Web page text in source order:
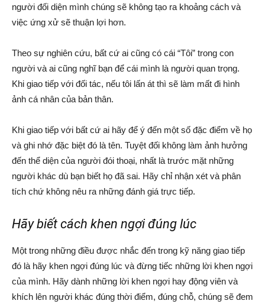
người đối diện mình chúng sẽ không tạo ra khoảng cách và
việc ứng xử sẽ thuận lợi hơn.
Theo sự nghiên cứu, bất cứ ai cũng có cái “Tôi” trong con
người và ai cũng nghĩ bạn để cái mình là người quan trọng.
Khi giao tiếp với đối tác, nếu tôi lấn át thì sẽ làm mất đi hình
ảnh cá nhân của bản thân.
Khi giao tiếp với bất cứ ai hãy để ý đến một số đặc điểm về họ
và ghi nhớ đặc biệt đó là tên. Tuyệt đối không làm ảnh hưởng
đến thể diện của người đói thoại, nhất là trước mặt những
người khác dù bạn biết họ đã sai. Hãy chỉ nhận xét và phân
tích chứ không nêu ra những đánh giá trực tiếp.
Hãy biết cách khen ngợi đúng lúc
Một trong những điều được nhắc đến trong kỹ năng giao tiếp
đó là hãy khen ngợi đúng lúc và đừng tiếc những lời khen ngợi
của mình. Hãy dành những lời khen ngợi hay động viên và
khích lên người khác đúng thời điểm, đúng chỗ, chúng sẽ đem